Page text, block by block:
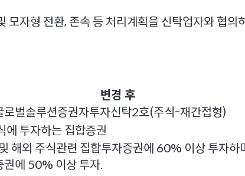
자형 전환, 존속 등 처리계획을 신탁업자와 협의
변경 후
로벌솔루션증권자투자신탁2호(주식-재간접형)
에 투자하는 집합증권
해외 주식관련 집합투자증권에 60% 이상 투자하
권에 50% 이상 투자.